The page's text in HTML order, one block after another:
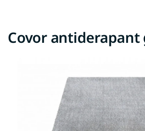
Covor antiderapant